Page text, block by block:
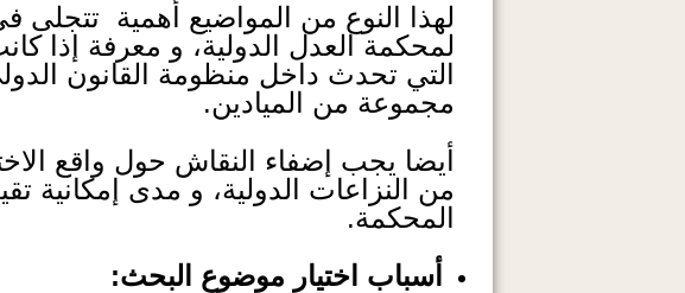
لهذا النوع من المواضيع أهمية
لمحكمة العدل الدولية، و معرفة إذا
التي تحدث داخل منظومة القانون
مجموعة من الميادين.
أيضا يجب إضفاء النقاش حول واقع
من النزاعات الدولية، و مدى إمكانية
المحكمة.
أسباب اختيار موضوع البحث: